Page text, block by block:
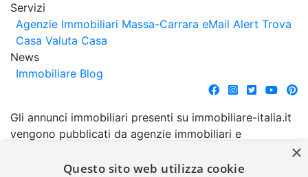
Servizi
Agenzie Immobiliari Massa-Carrara eMail Alert Trova
Casa Valuta Casa
News
Immobiliare Blog
Gli annunci immobiliari presenti su immobiliare-italia.it
vengono pubblicati da agenzie immobiliari e
comporta l'approvazione o l'avallo da parte di
×
Questo sito web utilizza cookie